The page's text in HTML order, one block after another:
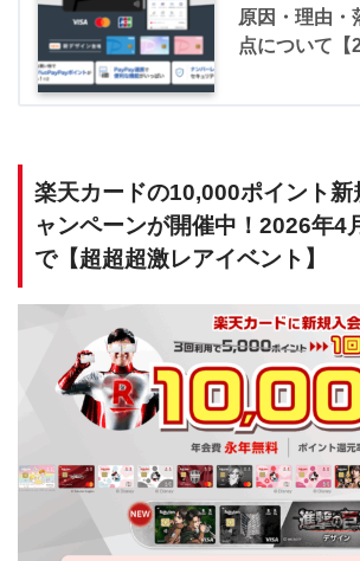
原因・理由・
点について【
楽天カードの10,000ポイント新
ャンペーンが開催中！2026年4
で【超超超激レアイベント】